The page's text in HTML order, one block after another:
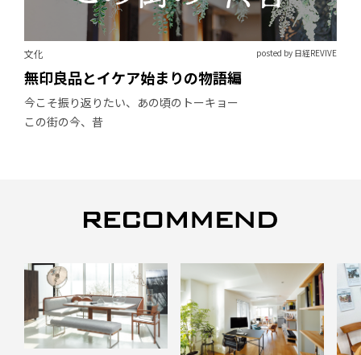
文化 posted by 日経REVIVE
無印良品とイケア始まりの物語編
今こそ振り返りたい、あの頃のトーキョー
この街の今、昔